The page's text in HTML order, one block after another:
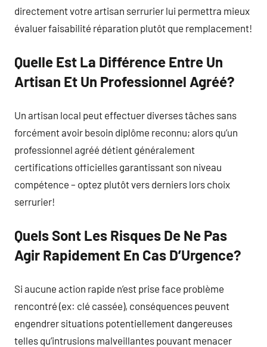
directement votre artisan serrurier lui permettra mieux
évaluer faisabilité réparation plutôt que remplacement!
Quelle Est La Différence Entre Un
Artisan Et Un Professionnel Agréé?
Un artisan local peut effectuer diverses tâches sans
forcément avoir besoin diplôme reconnu; alors qu’un
professionnel agréé détient généralement
certifications officielles garantissant son niveau
compétence – optez plutôt vers derniers lors choix
serrurier!
Quels Sont Les Risques De Ne Pas
Agir Rapidement En Cas D’Urgence?
Si aucune action rapide n’est prise face problème
rencontré (ex: clé cassée), conséquences peuvent
engendrer situations potentiellement dangereuses
telles qu’intrusions malveillantes pouvant menacer